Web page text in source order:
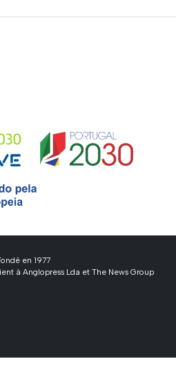
en 1977
à Anglopress Lda et The News Group